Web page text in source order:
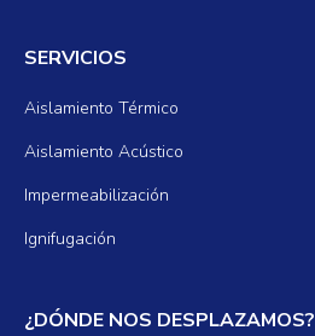
SERVICIOS
Aislamiento Térmico
Aislamiento Acústico
Impermeabilización
Ignifugación
¿DÓNDE NOS DESPLAZAMOS?